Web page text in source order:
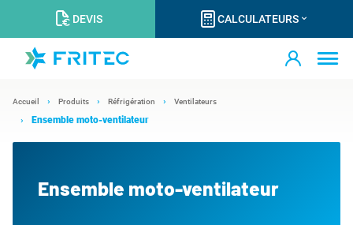
DEVIS CALCULATEURS
Accueil Produits Réfrigération Ventilateurs
Ensemble moto-ventilateur
Ensemble moto-ventilateur